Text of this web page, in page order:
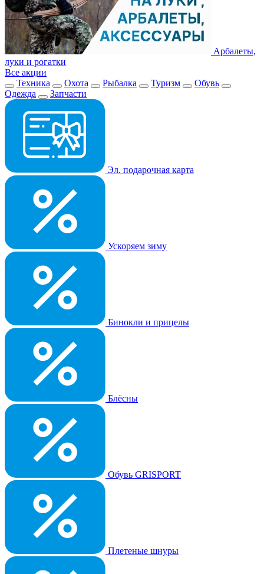
Арбалеты,
луки и рогатки
Все акции
Техника
Охота Рыбалка Туризм
Обувь
Одежда
Запчасти
Эл. подарочная карта
Ускоряем зиму
Бинокли и прицелы
Блёсны
Обувь GRISPORT
Плетеные шнуры